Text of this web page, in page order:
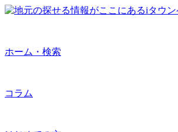
ホーム・検索
コラム